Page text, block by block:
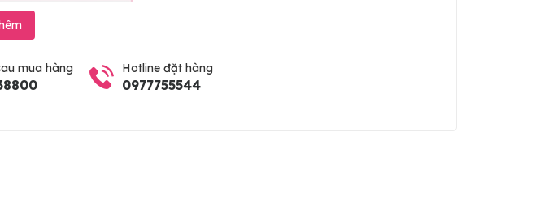
mua hàng Hotline đặt hàng
0977755544